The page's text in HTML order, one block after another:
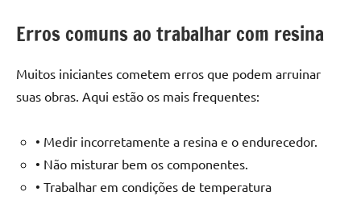
Erros comuns ao trabalhar com resina
Muitos iniciantes cometem erros que podem arruinar
suas obras. Aqui estão os mais frequentes:
• Medir incorretamente a resina e o endurecedor.
• Não misturar bem os componentes.
• Trabalhar em condições de temperatura